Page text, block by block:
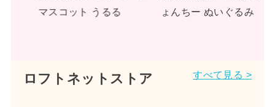
ょんちー ぬいぐるみ
もっぴ ぬいぐるみ
ロフトネットストア すべて見る >